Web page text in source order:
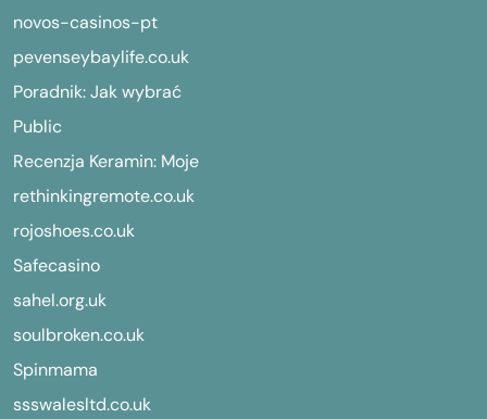
novos-casinos-pt
pevenseybaylife.co.uk
Poradnik: Jak wybrać
Public
Recenzja Keramin: Moje
rethinkingremote.co.uk
rojoshoes.co.uk
Safecasino
sahel.org.uk
soulbroken.co.uk
Spinmama
ssswalesltd.co.uk